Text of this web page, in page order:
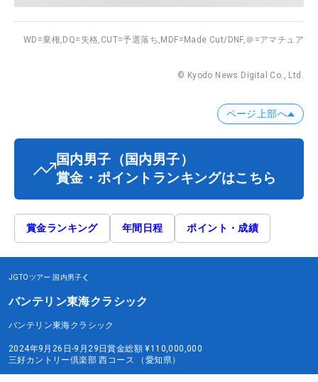
WD=棄権, DQ=失格, CUT=予選落ち, MDF=Made Cut/DNF,＠=アマチュア
© Kyodo News Digital Co., Ltd.
ページ上部へ
国内男子 （国内男子）
賞金・ポイントランキングはこちら
賞金ランキング 年間日程 ポイント・成績
JGTOツアー 国内男子
バンテリン東海クラシック
バンテリン東海クラシック
2024年9月26日-9月29日賞金総額 ¥110,000,000
三好カントリー倶楽部 西コース （愛知県）